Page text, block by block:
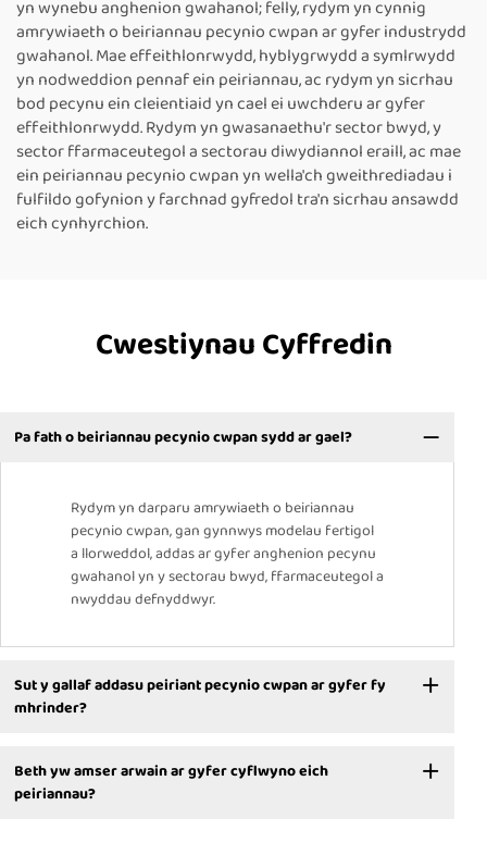
yn wynebu anghenion gwahanol; felly, rydym yn cynnig
amrywiaeth o beiriannau pecynio cwpan ar gyfer industrydd
gwahanol. Mae effeithlonrwydd, hyblygrwydd a symlrwydd
yn nodweddion pennaf ein peiriannau, ac rydym yn sicrhau
bod pecynu ein cleientiaid yn cael ei uwchderu ar gyfer
effeithlonrwydd. Rydym yn gwasanaethu'r sector bwyd, y
sector ffarmaceutegol a sectorau diwydiannol eraill, ac mae
ein peiriannau pecynio cwpan yn wella'ch gweithrediadau i
fulfildo gofynion y farchnad gyfredol tra'n sicrhau ansawdd
eich cynhyrchion.
Cwestiynau Cyffredin
Pa fath o beiriannau pecynio cwpan sydd ar gael?
Rydym yn darparu amrywiaeth o beiriannau
pecynio cwpan, gan gynnwys modelau fertigol
a llorweddol, addas ar gyfer anghenion pecynu
gwahanol yn y sectorau bwyd, ffarmaceutegol a
nwyddau defnyddwyr.
Sut y gallaf addasu peiriant pecynio cwpan ar gyfer fy
mhrinder?
Beth yw amser arwain ar gyfer cyflwyno eich
peiriannau?